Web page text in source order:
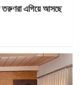
তরুণরা এগিয়ে আসছে